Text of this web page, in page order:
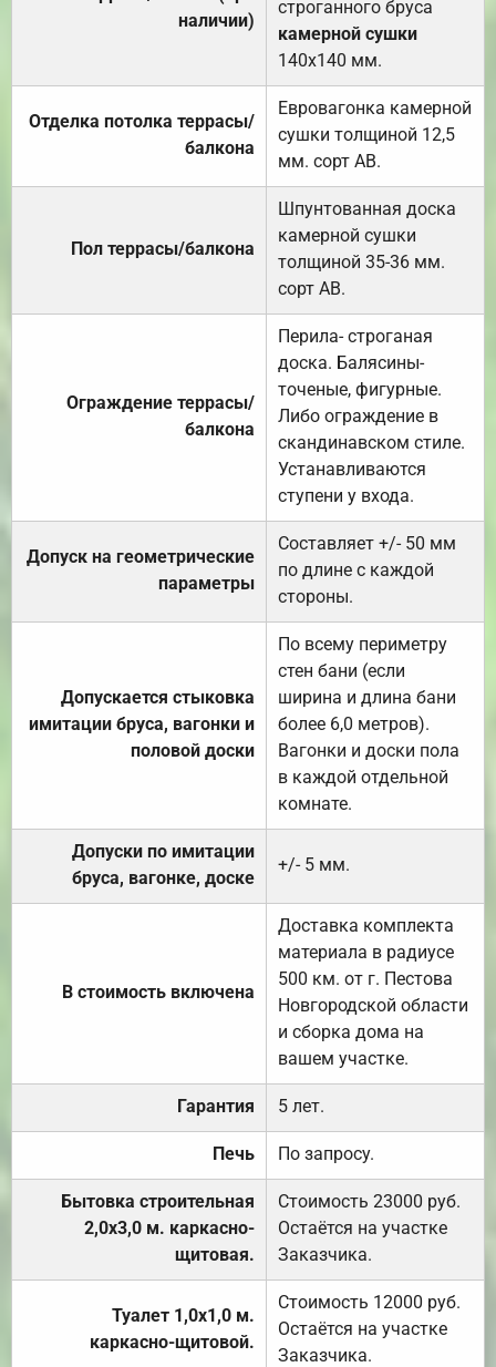
наличии)
строганного бруса
камерной сушки
140х140 мм.
Отделка потолка террасы/
балкона
Евровагонка камерной
сушки толщиной 12,5
мм. сорт АВ.
Пол террасы/балкона
Шпунтованная доска
камерной сушки
толщиной 35-36 мм.
сорт АВ.
Ограждение террасы/
балкона
Перила- строганая
доска. Балясины-
точеные, фигурные.
Либо ограждение в
скандинавском стиле.
Устанавливаются
ступени у входа.
Допуск на геометрические
параметры
Составляет +/- 50 мм
по длине с каждой
стороны.
Допускается стыковка
имитации бруса, вагонки и
половой доски
По всему периметру
стен бани (если
ширина и длина бани
более 6,0 метров).
Вагонки и доски пола
в каждой отдельной
комнате.
Допуски по имитации
бруса, вагонке, доске
+/- 5 мм.
В стоимость включена
Доставка комплекта
материала в радиусе
500 км. от г. Пестова
Новгородской области
и сборка дома на
вашем участке.
Гарантия 5 лет.
Печь По запросу.
Бытовка строительная
2,0х3,0 м. каркасно-
щитовая.
Стоимость 23000 руб.
Остаётся на участке
Заказчика.
Туалет 1,0х1,0 м.
каркасно-щитовой.
Стоимость 12000 руб.
Остаётся на участке
Заказчика.